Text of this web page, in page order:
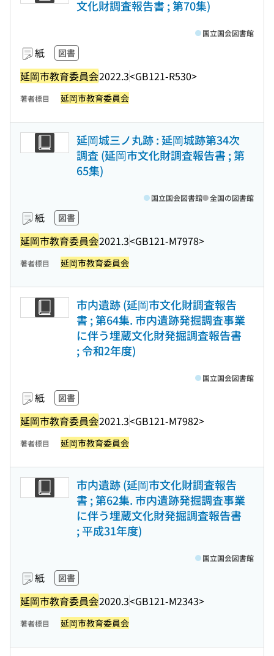
文化財調査報告書 ; 第70集)
紙 図書
延岡市教育委員会2022.3<GB121-R530>
国立国会図書館
著者標目 延岡市教育委員会
延岡城三ノ丸跡 : 延岡城跡第34次
調査 (延岡市文化財調査報告書 ; 第
65集)
紙 図書
延岡市教育委員会2021.3<GB121-M7978>
国立国会図書館 全国の図書館
著者標目 延岡市教育委員会
市内遺跡 (延岡市文化財調査報告
書 ; 第64集. 市内遺跡発掘調査事業
に伴う埋蔵文化財発掘調査報告書
; 令和2年度)
紙 図書
延岡市教育委員会2021.3<GB121-M7982>
国立国会図書館
著者標目 延岡市教育委員会
市内遺跡 (延岡市文化財調査報告
書 ; 第62集. 市内遺跡発掘調査事業
に伴う埋蔵文化財発掘調査報告書
; 平成31年度)
紙 図書
延岡市教育委員会2020.3<GB121-M2343>
国立国会図書館
著者標目 延岡市教育委員会